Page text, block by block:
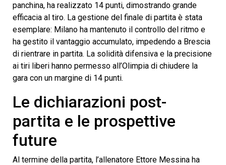
panchina, ha realizzato 14 punti, dimostrando grande
efficacia al tiro. La gestione del finale di partita è stata
esemplare: Milano ha mantenuto il controllo del ritmo e
ha gestito il vantaggio accumulato, impedendo a Brescia
di rientrare in partita. La solidità difensiva e la precisione
ai tiri liberi hanno permesso all’Olimpia di chiudere la
gara con un margine di 14 punti.
Le dichiarazioni post-
partita e le prospettive
future
Al termine della partita, l’allenatore Ettore Messina ha